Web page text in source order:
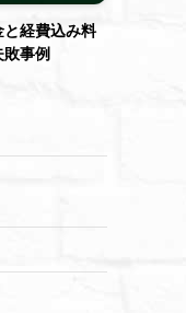
経費込み料
事例